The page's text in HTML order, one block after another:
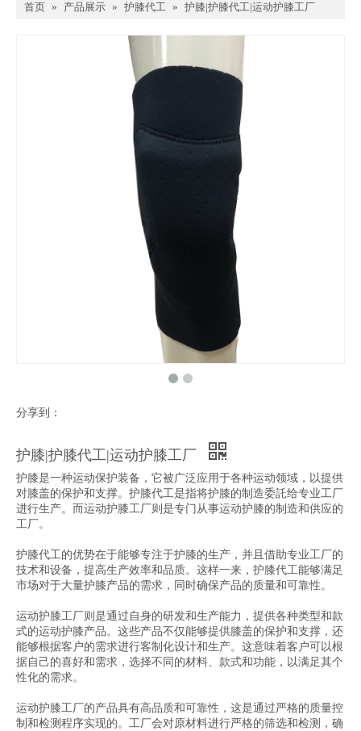
首页 » 产品展示 » 护膝代工 » 护膝|护膝代工|运动护膝工厂
分享到：
护膝|护膝代工|运动护膝工厂
护膝是一种运动保护装备，它被广泛应用于各种运动领域，以提供
对膝盖的保护和支撑。护膝代工是指将护膝的制造委託给专业工厂
进行生产。而运动护膝工厂则是专门从事运动护膝的制造和供应的
工厂。
护膝代工的优势在于能够专注于护膝的生产，并且借助专业工厂的
技术和设备，提高生产效率和品质。这样一来，护膝代工能够满足
市场对于大量护膝产品的需求，同时确保产品的质量和可靠性。
运动护膝工厂则是通过自身的研发和生产能力，提供各种类型和款
式的运动护膝产品。这些产品不仅能够提供膝盖的保护和支撑，还
能够根据客户的需求进行客制化设计和生产。这意味着客户可以根
据自己的喜好和需求，选择不同的材料、款式和功能，以满足其个
性化的需求。
运动护膝工厂的产品具有高品质和可靠性，这是通过严格的质量控
制和检测程序实现的。工厂会对原材料进行严格的筛选和检测，确